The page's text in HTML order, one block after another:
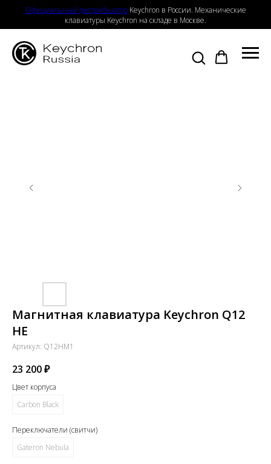
Официальный дистрибьютор Keychron в России. Механические
клавиатуры Keychron на складе в Москве.
Магнитная клавиатура Keychron Q12
HE
Артикул: Q12HM1
23 200₽
Цвет корпуса
Carbon Black
Переключатели (свитчи)
Gateron Nebula